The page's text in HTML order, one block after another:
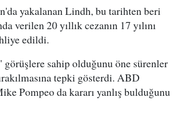
yakalanan Lindh, bu tarihten beri
verilen 20 yıllık cezanın 17 yılını
edildi.
görüşlere sahip olduğunu öne sürenler
tepki gösterdi. ABD
Pompeo da kararı yanlış bulduğunu